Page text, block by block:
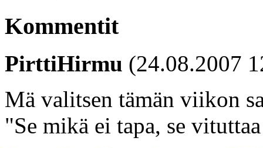
Kommentit
PirttiHirmu (24.08.2007
Mä valitsen tämän viikon
"Se mikä ei tapa, se